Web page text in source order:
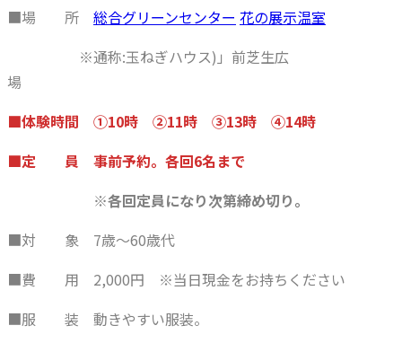
■場 所 総合グリーンセンター 花の展示温室
※通称:玉ねぎハウス)」前芝生広
場
■体験時間 ➀10時 ➁11時 ➂13時 ④14時
■定 員 事前予約。各回6名まで
※各回定員になり次第締め切り。
■対 象 7歳～60歳代
■費 用 2,000円 ※当日現金をお持ちください
■服 装 動きやすい服装。